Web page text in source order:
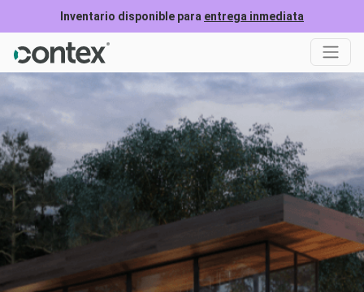
Inventario disponible para entrega inmediata